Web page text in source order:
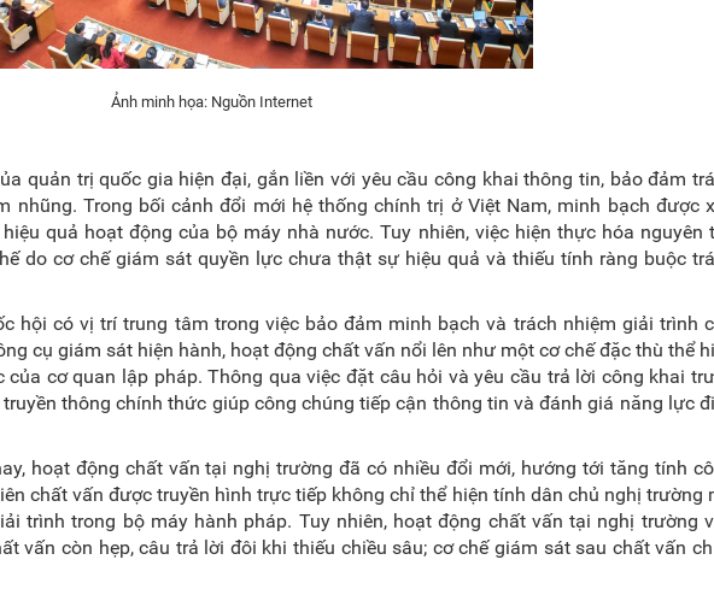
Ảnh minh họa: Nguồn Internet
quản trị quốc gia hiện đại, gắn liền với yêu cầu công khai thông tin, bảo đảm
nhũng. Trong bối cảnh đổi mới hệ thống chính trị ở Việt Nam, minh bạch được
quả hoạt động của bộ máy nhà nước. Tuy nhiên, việc hiện thực hóa nguyên
do cơ chế giám sát quyền lực chưa thật sự hiệu quả và thiếu tính ràng buộc
hội có vị trí trung tâm trong việc bảo đảm minh bạch và trách nhiệm giải trình
cụ giám sát hiện hành, hoạt động chất vấn nổi lên như một cơ chế đặc thù thể
cơ quan lập pháp. Thông qua việc đặt câu hỏi và yêu cầu trả lời công khai
thông chính thức giúp công chúng tiếp cận thông tin và đánh giá năng lực
hoạt động chất vấn tại nghị trường đã có nhiều đổi mới, hướng tới tăng tính
chất vấn được truyền hình trực tiếp không chỉ thể hiện tính dân chủ nghị trường
trình trong bộ máy hành pháp. Tuy nhiên, hoạt động chất vấn tại nghị trường
vấn còn hẹp, câu trả lời đôi khi thiếu chiều sâu; cơ chế giám sát sau chất vấn